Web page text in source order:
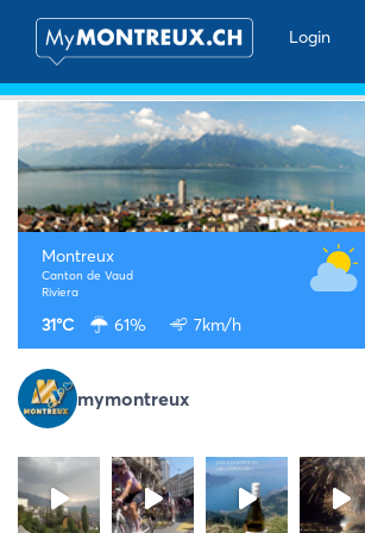
Login
Montreux
Canton de Vaud
Riviera
31°C 61% 7km/h
mymontreux